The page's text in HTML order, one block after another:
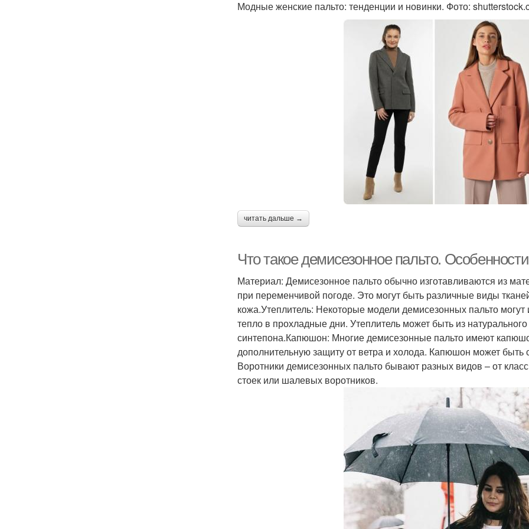
Модные женские пальто: тенденции и новинки. Фото:
читать дальше →
Что такое демисезонное пальто. Особенности
Материал: Демисезонное пальто обычно изготавливаются из
при переменчивой погоде. Это могут быть различные виды
кожа.Утеплитель: Некоторые модели демисезонных пальто могут
тепло в прохладные дни. Утеплитель может быть из
синтепона.Капюшон: Многие демисезонные пальто имеют
дополнительную защиту от ветра и холода. Капюшон может
Воротники демисезонных пальто бывают разных видов – от
стоек или шалевых воротников.